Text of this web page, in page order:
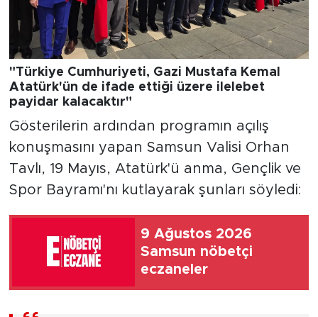
"Türkiye Cumhuriyeti, Gazi Mustafa Kemal
Atatürk'ün de ifade ettiği üzere ilelebet
payidar kalacaktır"
Gösterilerin ardından programın açılış
konuşmasını yapan Samsun Valisi Orhan
Tavlı, 19 Mayıs, Atatürk'ü anma, Gençlik ve
Spor Bayramı'nı kutlayarak şunları söyledi:
9 Ağustos 2026
Samsun nöbetçi
eczaneler